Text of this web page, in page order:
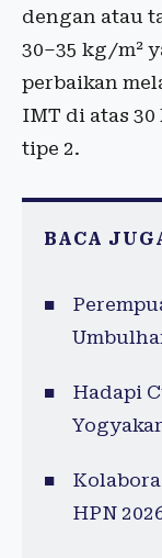
dengan atau
30–35 kg/m²
perbaikan
IMT di atas
tipe 2.
BACA
Hadapi
HPN